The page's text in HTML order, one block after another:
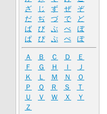
ざ
じ ず ぜ
ぞ
だ
ぢ づ で
ど
ば
び ぶ べ
ぼ
ぱ
ぴ ぷ ぺ ぽ
Ａ Ｂ Ｃ Ｄ
Ｅ
Ｆ
Ｇ Ｈ Ｉ
Ｊ
Ｋ
Ｌ Ｍ Ｎ
Ｏ
Ｐ
Ｑ Ｒ Ｓ
Ｔ
Ｕ
Ｖ Ｗ Ｘ
Ｙ
Ｚ